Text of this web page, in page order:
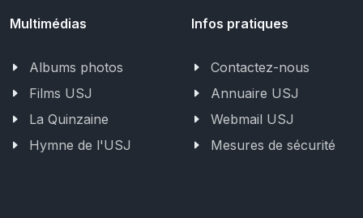
Multimédias
Albums photos
Films USJ
La Quinzaine
Hymne de l'USJ
Infos pratiques
Contactez-nous
Annuaire USJ
Webmail USJ
Mesures de sécurité